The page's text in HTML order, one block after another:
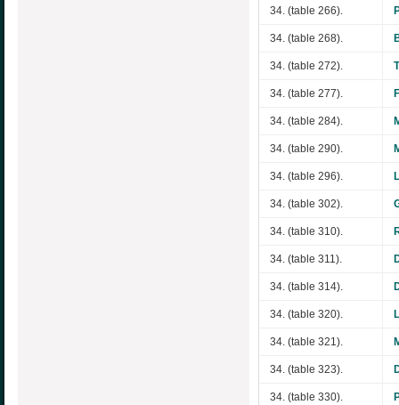
34. (table 266).
34. (table 268).
34. (table 272).
34. (table 277).
34. (table 284).
34. (table 290).
34. (table 296).
34. (table 302).
34. (table 310).
34. (table 311).
34. (table 314).
34. (table 320).
34. (table 321).
34. (table 323).
34. (table 330).